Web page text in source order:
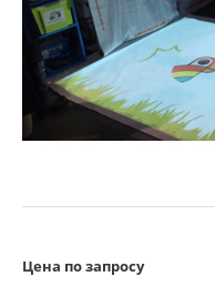
Цена по запросу